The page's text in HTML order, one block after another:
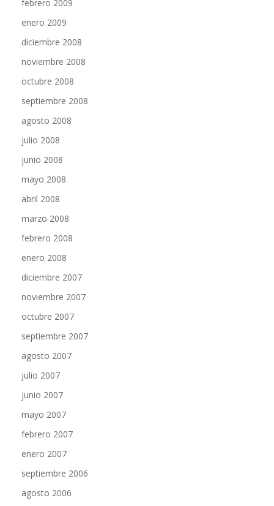
enero 2009
diciembre 2008
noviembre 2008
octubre 2008
septiembre 2008
agosto 2008
julio 2008
junio 2008
mayo 2008
abril 2008
marzo 2008
febrero 2008
enero 2008
diciembre 2007
noviembre 2007
octubre 2007
septiembre 2007
agosto 2007
julio 2007
junio 2007
mayo 2007
febrero 2007
enero 2007
septiembre 2006
agosto 2006
julio 2006